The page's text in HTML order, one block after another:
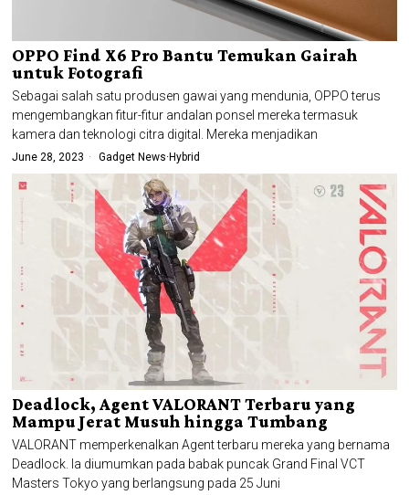
OPPO Find X6 Pro Bantu Temukan Gairah
untuk Fotografi
Sebagai salah satu produsen gawai yang mendunia, OPPO terus
mengembangkan fitur-fitur andalan ponsel mereka termasuk
kamera dan teknologi citra digital. Mereka menjadikan
June 28, 2023 Gadget News·Hybrid
Deadlock, Agent VALORANT Terbaru yang
Mampu Jerat Musuh hingga Tumbang
VALORANT memperkenalkan Agent terbaru mereka yang bernama
Deadlock. Ia diumumkan pada babak puncak Grand Final VCT
Masters Tokyo yang berlangsung pada 25 Juni